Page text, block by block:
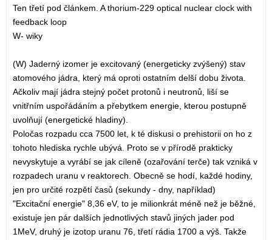
Ten třetí pod článkem. A thorium-229 optical nuclear clock with
feedback loop
W- wiky
(W) Jaderný izomer je excitovaný (energeticky zvýšený) stav
atomového jádra, který má oproti ostatním delší dobu života.
Ačkoliv mají jádra stejný počet protonů i neutronů, liší se
vnitřním uspořádáním a přebytkem energie, kterou postupně
uvolňují (energetické hladiny).
Poločas rozpadu cca 7500 let, k té diskusi o prehistorii on ho z
tohoto hlediska rychle ubývá. Proto se v přírodě prakticky
nevyskytuje a vyrábí se jak cíleně (ozařování terče) tak vzniká v
rozpadech uranu v reaktorech. Obecně se hodí, každé hodiny,
jen pro určité rozpětí časů (sekundy - dny, například)
"Excitační energie" 8,36 eV, to je milionkrát méně než je běžné,
existuje jen pár dalších jednotlivých stavů jiných jader pod
1MeV, druhý je izotop uranu 76, třetí rádia 1700 a výš. Takže